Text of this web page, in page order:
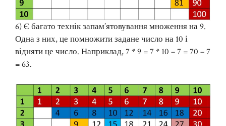
6) Є багато технік запам’ятовування множення на 9.
Одна з них, це помножити задане число на 10 і
відняти це число. Наприклад, 7 * 9 = 7 * 10 – 7 = 70 – 7
= 63.